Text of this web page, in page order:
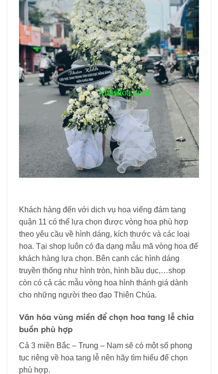
Khách hàng đến với dịch vụ hoa viếng đám tang
quận 11 có thể lựa chọn được vòng hoa phù hợp
theo yêu cầu về hình dáng, kích thước và các loại
hoa. Tại shop luôn có đa dạng mẫu mã vòng hoa để
khách hàng lựa chọn. Bên cạnh các hình dáng
truyền thống như hình tròn, hình bầu dục,…shop
còn có cả các mẫu vòng hoa hình thánh giá dành
cho những người theo đạo Thiên Chúa.
Văn hóa vùng miền để chọn hoa tang lễ chia
buồn phù hợp
Cả 3 miền Bắc – Trung – Nam sẽ có một số phong
tục riêng về hoa tang lễ nên hãy tìm hiểu để chọn
phù hợp.